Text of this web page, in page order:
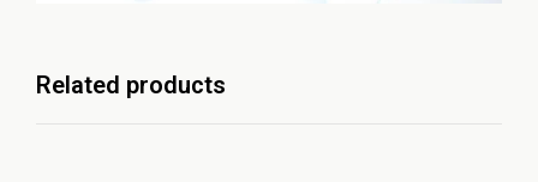
Related products